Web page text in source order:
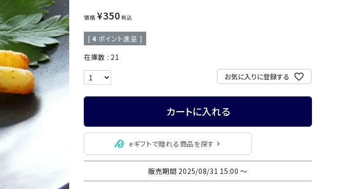
価格 ¥350 税込
[ 4 ポイント進呈 ]
在庫数
21
お気に入りに登録する
カートに入れる
eギフトで贈れる商品を探す
販売期間 2025/08/31 15:00〜